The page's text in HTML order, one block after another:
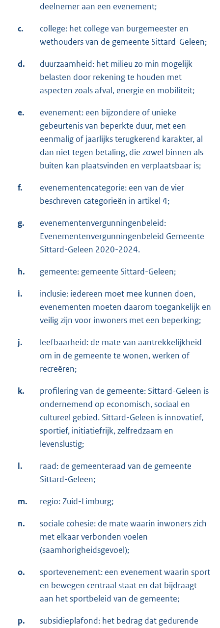
deelnemer aan een evenement;
c.
college: het college van burgemeester en
wethouders van de gemeente Sittard-Geleen;
d.
duurzaamheid: het milieu zo min mogelijk
belasten door rekening te houden met
aspecten zoals afval, energie en mobiliteit;
e.
evenement: een bijzondere of unieke
gebeurtenis van beperkte duur, met een
eenmalig of jaarlijks terugkerend karakter, al
dan niet tegen betaling, die zowel binnen als
buiten kan plaatsvinden en verplaatsbaar is;
f.
evenementencategorie: een van de vier
beschreven categorieën in artikel 4;
g.
evenementenvergunningenbeleid:
Evenementenvergunningenbeleid Gemeente
Sittard-Geleen 2020-2024.
h. gemeente: gemeente Sittard-Geleen;
i.
inclusie: iedereen moet mee kunnen doen,
evenementen moeten daarom toegankelijk en
veilig zijn voor inwoners met een beperking;
j.
leefbaarheid: de mate van aantrekkelijkheid
om in de gemeente te wonen, werken of
recreëren;
k.
profilering van de gemeente: Sittard-Geleen is
ondernemend op economisch, sociaal en
cultureel gebied. Sittard-Geleen is innovatief,
sportief, initiatiefrijk, zelfredzaam en
levenslustig;
l.
raad: de gemeenteraad van de gemeente
Sittard-Geleen;
m. regio: Zuid-Limburg;
n.
sociale cohesie: de mate waarin inwoners zich
met elkaar verbonden voelen
(saamhorigheidsgevoel);
o.
sportevenement: een evenement waarin sport
en bewegen centraal staat en dat bijdraagt
aan het sportbeleid van de gemeente;
p.
subsidieplafond: het bedrag dat gedurende